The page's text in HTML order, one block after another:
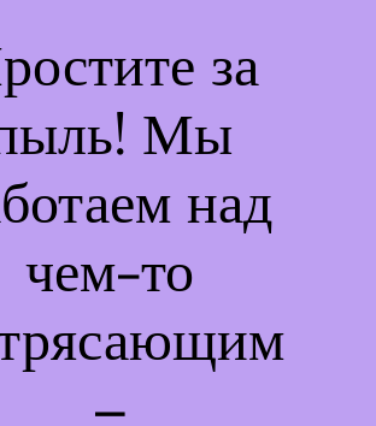
за
Мы
над
чем-то
–